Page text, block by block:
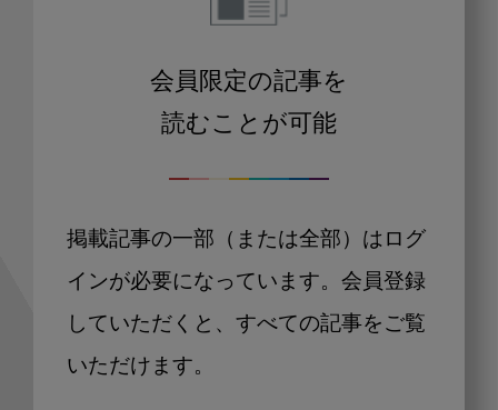
会員限定の記事を
読むことが可能
掲載記事の一部（または全部）はログ
インが必要になっています。会員登録
していただくと、すべての記事をご覧
いただけます。